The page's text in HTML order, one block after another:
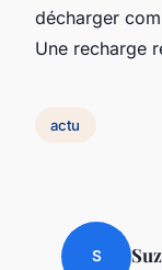
décharger
Une recharge
actu
S